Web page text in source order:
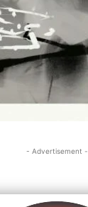
- Advertisement -